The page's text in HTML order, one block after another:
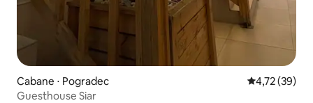
Cabane ⋅ Pogradec Évaluation
4,72 (39)
Guesthouse Siar